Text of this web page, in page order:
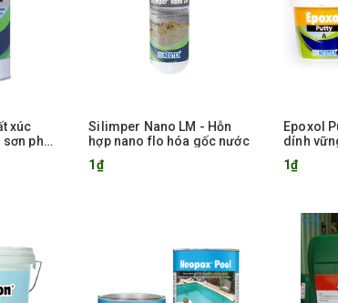
xúc
phủ
Silimper Nano LM - Hỗn
hợp nano flo hóa gốc nước
1₫
Epoxol
dính
1₫